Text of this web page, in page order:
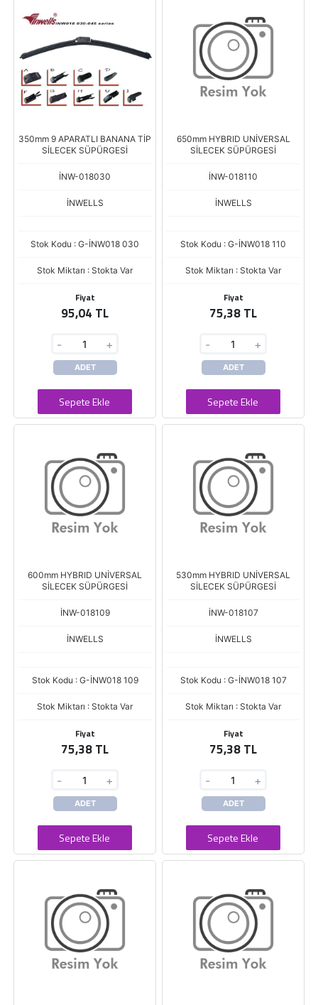
350mm 9 APARATLI BANANA TİP
SİLECEK SÜPÜRGESİ
İNW-018030
İNWELLS
Stok Kodu : G-İNW018 030
Stok Miktarı : Stokta Var
Fiyat
95,04 TL
- +
ADET
Sepete Ekle
650mm HYBRID UNİVERSAL
SİLECEK SÜPÜRGESİ
İNW-018110
İNWELLS
Stok Kodu : G-İNW018 110
Stok Miktarı : Stokta Var
Fiyat
75,38 TL
- +
ADET
Sepete Ekle
600mm HYBRID UNİVERSAL
SİLECEK SÜPÜRGESİ
İNW-018109
İNWELLS
Stok Kodu : G-İNW018 109
Stok Miktarı : Stokta Var
Fiyat
75,38 TL
- +
ADET
Sepete Ekle
530mm HYBRID UNİVERSAL
SİLECEK SÜPÜRGESİ
İNW-018107
İNWELLS
Stok Kodu : G-İNW018 107
Stok Miktarı : Stokta Var
Fiyat
75,38 TL
- +
ADET
Sepete Ekle